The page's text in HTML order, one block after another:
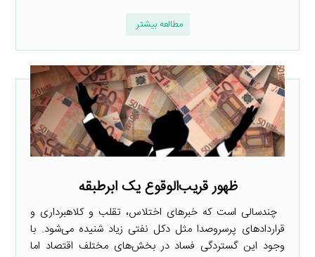
مطالعه بیشتر
ظهور قریب‌الوقوع یک ابرطبقه
چندسالی است که خبرهای اختلاس، تقلب و کلاهبرداری و
قراردادهای پرسروصدا مثل دکل نفتی زیاد شنیده می‌شود. با
وجود این گستردگی فساد در بخش‌های مختلف اقتصاد اما